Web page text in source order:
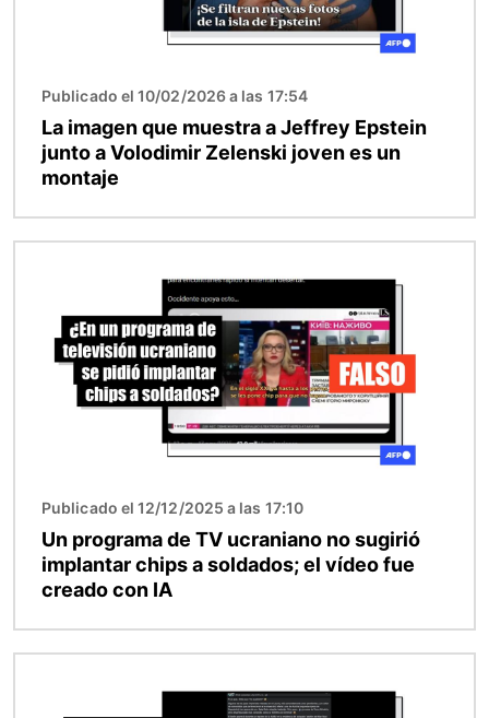
Publicado el 10/02/2026 a las 17:54
La imagen que muestra a Jeffrey Epstein
junto a Volodimir Zelenski joven es un
montaje
Publicado el 12/12/2025 a las 17:10
Un programa de TV ucraniano no sugirió
implantar chips a soldados; el vídeo fue
creado con IA